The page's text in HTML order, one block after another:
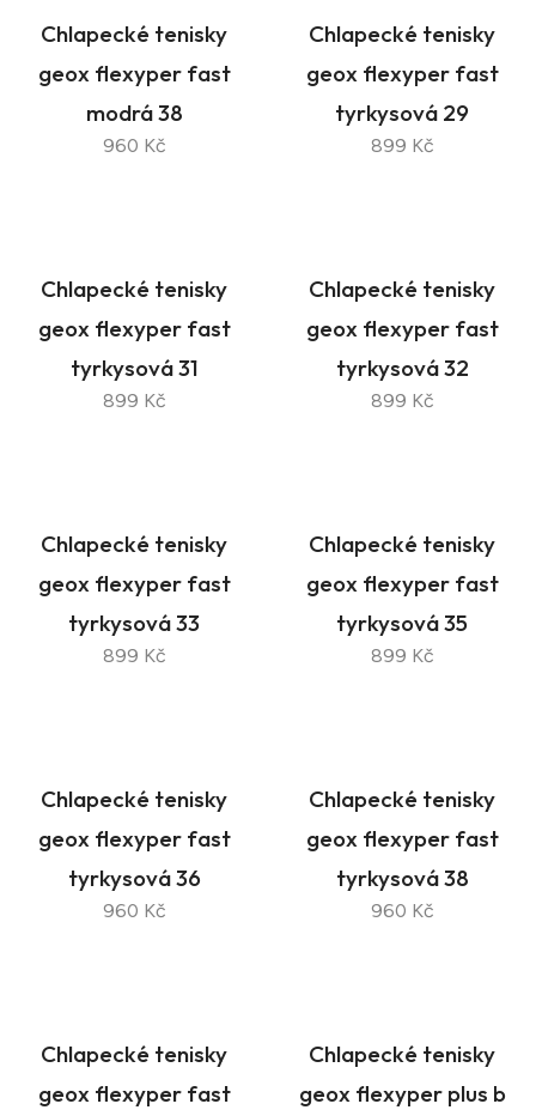
Chlapecké tenisky
geox flexyper fast
modrá 38
960 Kč
Chlapecké tenisky
geox flexyper fast
tyrkysová 29
899 Kč
Chlapecké tenisky
geox flexyper fast
tyrkysová 31
899 Kč
Chlapecké tenisky
geox flexyper fast
tyrkysová 32
899 Kč
Chlapecké tenisky
geox flexyper fast
tyrkysová 33
899 Kč
Chlapecké tenisky
geox flexyper fast
tyrkysová 35
899 Kč
Chlapecké tenisky
geox flexyper fast
tyrkysová 36
960 Kč
Chlapecké tenisky
geox flexyper fast
tyrkysová 38
960 Kč
Chlapecké tenisky
geox flexyper fast
Chlapecké tenisky
geox flexyper plus b